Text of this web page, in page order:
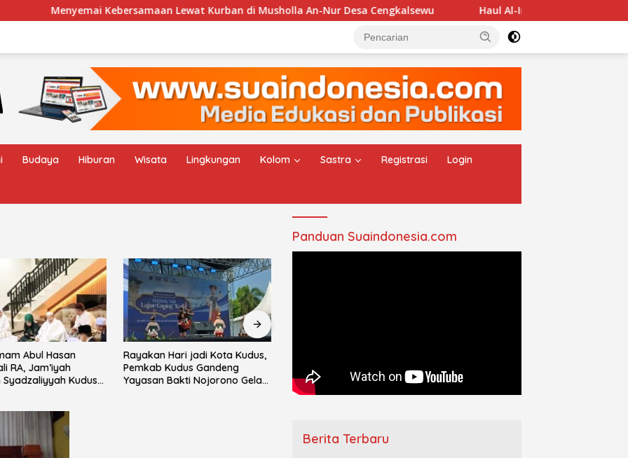
Menyemai Kebersamaan Lewat Kurban di Musholla An-Nur Desa Cengkalsewu Haul Al-Imam Abul Hasan Assyadzali
Budaya Hiburan Wisata Lingkungan Kolom Sastra Registrasi Login
jadi Kota Kudus,
Gandeng
Nojorono Gelar
Salma Salsabila Tampilkan
Batik Modern di Gelar Karya
SMK Banat Kudus
Matangkan Persiapan Makesta
ke-15 Jelang Reorganisasi
Ranting
Jepara Berlangsung Khidmat,
Diwarnai Tangis Haru Keluarga
Panduan Suaindonesia.com
Berita Terbaru